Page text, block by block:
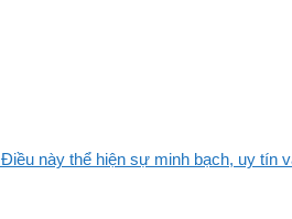
này thể hiện sự minh bạch, uy tín